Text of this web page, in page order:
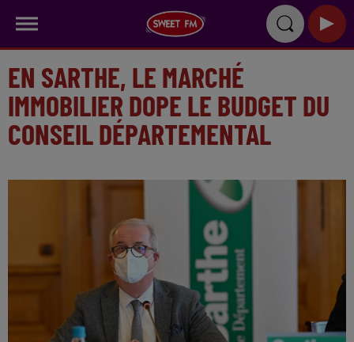
EN SARTHE, LE MARCHÉ
IMMOBILIER DOPE LE BUDGET DU
CONSEIL DÉPARTEMENTAL